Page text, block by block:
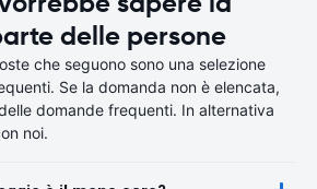
delle persone
che seguono sono una selezione
Se la domanda non è elencata,
domande frequenti. In alternativa
noi.